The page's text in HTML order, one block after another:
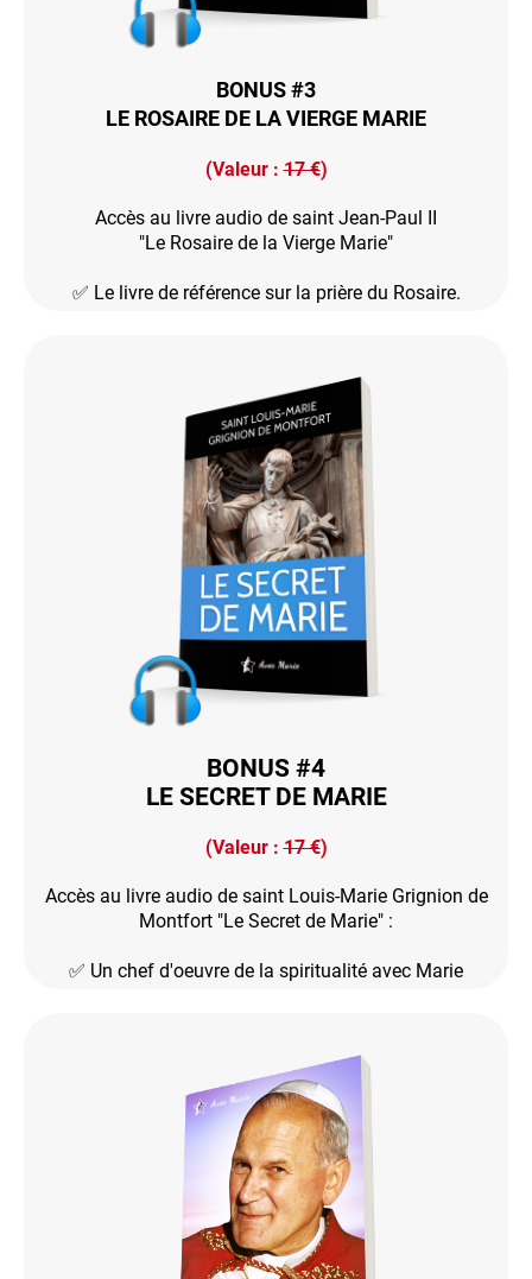
BONUS #3
LE ROSAIRE DE LA VIERGE MARIE
(Valeur :17 €)
Accès au livre audio de saint Jean-Paul II
"Le Rosaire de la Vierge Marie"
✅ Le livre de référence sur la prière du Rosaire.
BONUS #4
LE SECRET DE MARIE
(Valeur :17 €)
Accès au livre audio de saint Louis-Marie Grignion de
Montfort "Le Secret de Marie" :
✅ Un chef d'oeuvre de la spiritualité avec Marie